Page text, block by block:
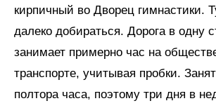
кирпичный во Дворец гимнастики.
далеко добираться. Дорога в одну
занимает примерно час на
транспорте, учитывая пробки.
полтора часа, поэтому три дня в